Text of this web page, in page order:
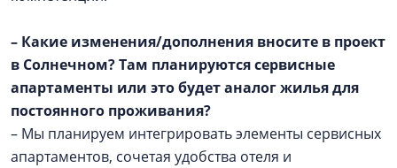
– Какие изменения/дополнения вносите в проект
в Солнечном? Там планируются сервисные
апартаменты или это будет аналог жилья для
постоянного проживания?
– Мы планируем интегрировать элементы сервисных
апартаментов, сочетая удобства отеля и